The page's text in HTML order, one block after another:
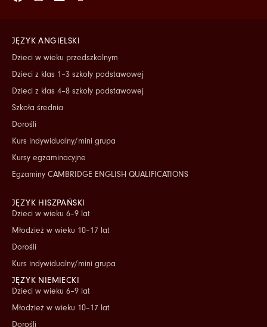
JĘZYK ANGIELSKI
Dzieci w wieku przedszkolnym
Dzieci z klas 1–3 szkoły podstawowej
Dzieci z klas 4–8 szkoły podstawowej
Szkoła średnia
Dorośli
Kurs indywidualny/mini grupa
Kursy egzaminacyjne
Egzaminy CAMBRIDGE ENGLISH QUALIFICATIONS
JĘZYK HISZPAŃSKI
Dzieci w wieku 6–9 lat
Młodzież w wieku 10–17 lat
Dorośli
Kurs indywidualny/mini grupa
JĘZYK NIEMIECKI
Dzieci w wieku 6–9 lat
Młodzież w wieku 10–17 lat
Dorośli